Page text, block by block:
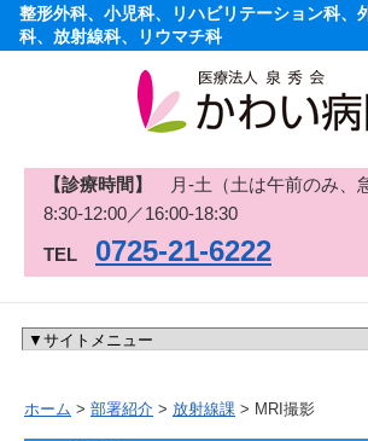
整形外科、小児科、リハビリテーション科、
科、放射線科、リウマチ科
【診療時間】
月-土（土は午前のみ
8:30-12:00／16:00-18:30
TEL 0725-21-6222
ホーム > 部署紹介 > 放射線課 > MRI撮影